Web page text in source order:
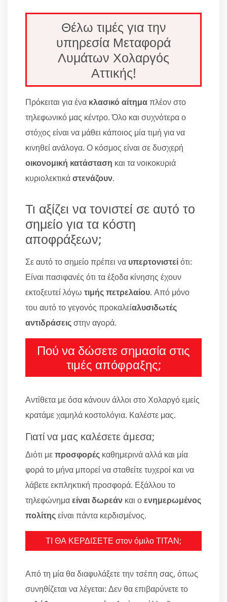
Θέλω τιμές για την
υπηρεσία Μεταφορά
Λυμάτων Χολαργός
Αττικής!
Πρόκειται για ένα κλασικό αίτημαπλέον στο
τηλεφωνικό μας κέντρο. Όλο και συχνότερα ο
στόχος είναι να μάθει κάποιος μία τιμή για να
κινηθεί ανάλογα. Ο κόσμος είναι σε δυσχερή
οικονομική κατάσταση και τα νοικοκυριά
κυριολεκτικάστενάζουν.
Τι αξίζει να τονιστεί σε αυτό το
σημείο για τα κόστη
αποφράξεων;
Σε αυτό το σημείο πρέπει να υπερτονιστείότι:
Είναι πασιφανές ότι τα έξοδα κίνησης έχουν
εκτοξευτεί λόγω τιμής πετρελαίου. Από μόνο
του αυτό το γεγονός προκαλείαλυσιδωτές
αντιδράσειςστην αγορά.
Πού να δώσετε σημασία στις
τιμές απόφραξης;
Αντίθετα με όσα κάνουν άλλοι στο Χολαργό εμείς
κρατάμε χαμηλά κοστολόγια. Καλέστε μας.
Γιατί να μας καλέσετε άμεσα;
Διότι μεπροσφορές καθημερινά αλλά και μία
φορά το μήνα μπορεί να σταθείτε τυχεροί και να
λάβετε εκπληκτική προσφορά. Εξάλλου το
τηλεφώνημαείναι δωρεάν και οενημερωμένος
πολίτηςείναι πάντα κερδισμένος.
ΤΙ ΘΑ ΚΕΡΔΙΣΕΤΕ στον όμιλο ΤΙΤΑΝ;
Από τη μία θα διαφυλάξετε την τσέπη σας, όπως
συνηθίζεται να λέγεται: Δεν θα επιβαρύνετε το